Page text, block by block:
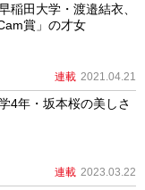
稲田大学・渡邉結衣、
賞」の才女
連載 2021.04.21
4年・坂本桜の美しさ
連載 2023.03.22